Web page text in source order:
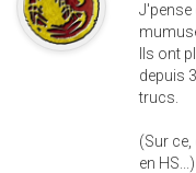
J'pense
Ils ont
depuis
trucs.
(Sur
en HS...)